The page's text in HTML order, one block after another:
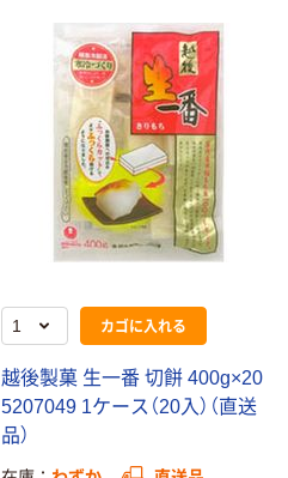
カゴに入れる
越後製菓 生一番 切餅 400g×20
5207049 1ケース（20入）（直送
品）